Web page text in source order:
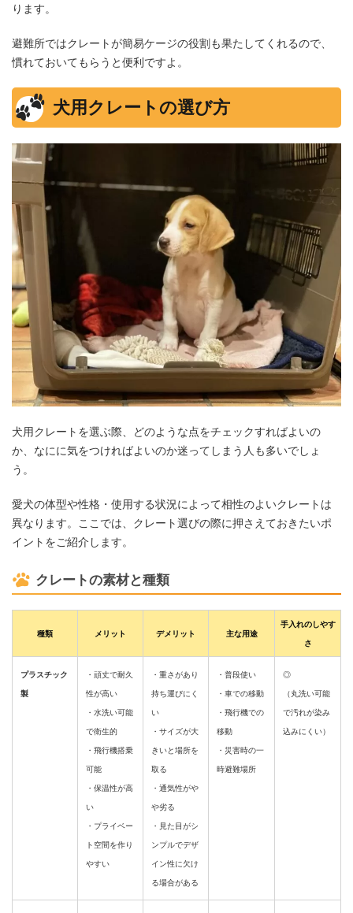
ります。
避難所ではクレートが簡易ケージの役割も果たしてくれるので、
慣れておいてもらうと便利ですよ。
犬用クレートの選び方
犬用クレートを選ぶ際、どのような点をチェックすればよいの
か、なにに気をつければよいのか迷ってしまう人も多いでしょ
う。
愛犬の体型や性格・使用する状況によって相性のよいクレートは
異なります。ここでは、クレート選びの際に押さえておきたいポ
イントをご紹介します。
クレートの素材と種類
種類 メリット デメリット 主な用途
手入れのしやす
さ
プラスチック
製
・頑丈で耐久
性が高い
・水洗い可能
で衛生的
・飛行機搭乗
可能
・保温性が高
い
・プライベー
ト空間を作り
やすい
・重さがあり
持ち運びにく
い
・サイズが大
きいと場所を
取る
・通気性がや
や劣る
・見た目がシ
ンプルでデザ
イン性に欠け
る場合がある
・普段使い
・車での移動
・飛行機での
移動
・災害時の一
時避難場所
◎
（丸洗い可能
で汚れが染み
込みにくい）